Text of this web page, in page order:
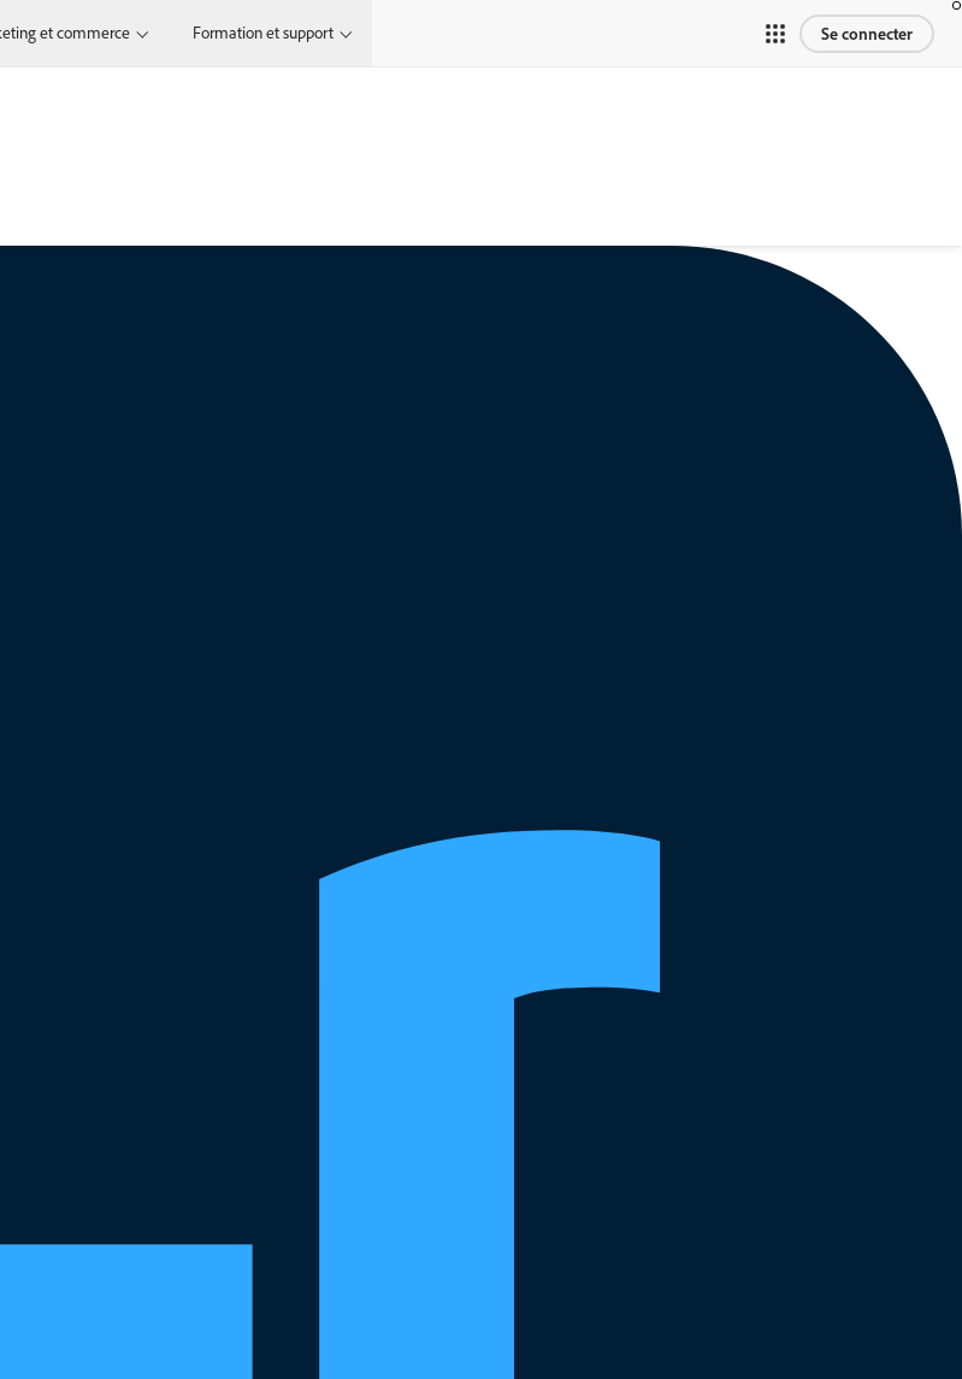
et commerce Formation et support Se connecter